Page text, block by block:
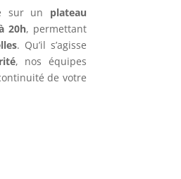
sur un plateau
20h, permettant
. Qu’il s’agisse
, nos équipes
de votre